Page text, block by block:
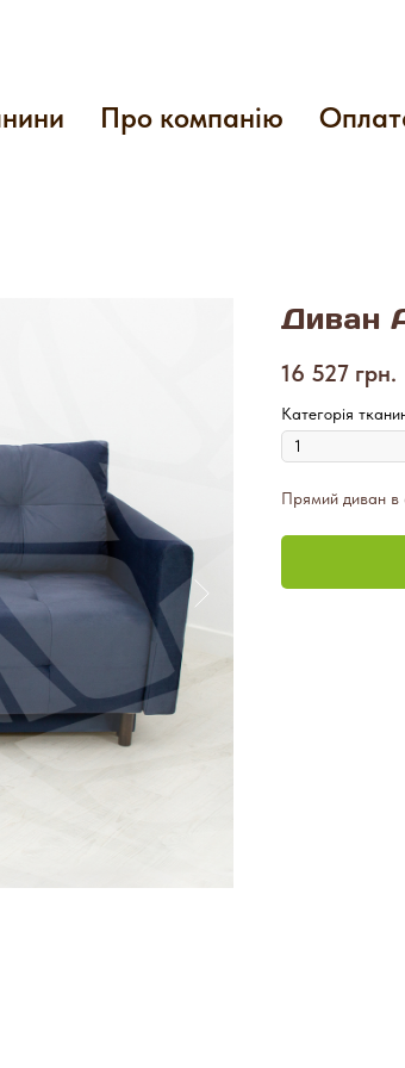
Про компанію
Диван
16 527 грн.
Категорія
Прямий диван в